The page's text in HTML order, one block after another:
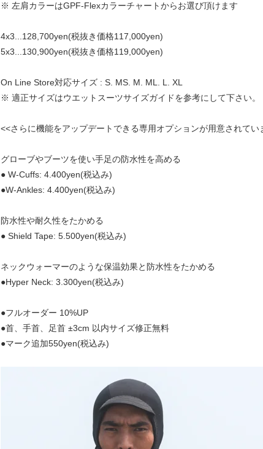
※ 左肩カラーはGPF-Flexカラーチャートからお選び頂けます
4x3...128,700yen(税抜き価格117,000yen)
5x3...130,900yen(税抜き価格119,000yen)
On Line Store対応サイズ : S. MS. M. ML. L. XL
※ 適正サイズはウエットスーツサイズガイドを参考にして下さい。
<<さらに機能をアップデートできる専用オプションが用意されてい
グローブやブーツを使い手足の防水性を高める
● W-Cuffs: 4.400yen(税込み)
●W-Ankles: 4.400yen(税込み)
防水性や耐久性をたかめる
● Shield Tape: 5.500yen(税込み)
ネックウォーマーのような保温効果と防水性をたかめる
●Hyper Neck: 3.300yen(税込み)
●フルオーダー 10%UP
●首、手首、足首 ±3cm 以内サイズ修正無料
●マーク追加550yen(税込み)